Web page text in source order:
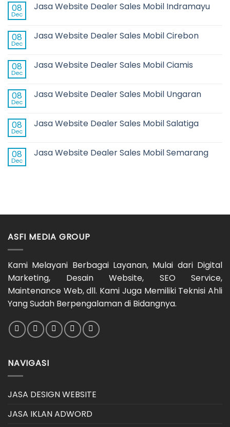
08
Dec
Jasa Website Dealer Sales Mobil Indramayu
08
Dec
Jasa Website Dealer Sales Mobil Cirebon
08
Dec
Jasa Website Dealer Sales Mobil Ciamis
08
Dec
Jasa Website Dealer Sales Mobil Ungaran
08
Dec
Jasa Website Dealer Sales Mobil Salatiga
08
Dec
Jasa Website Dealer Sales Mobil Semarang
ASFI MEDIA GROUP
Kami Melayani Berbagai Layanan, Mulai dari Digital
Marketing, Desain Website, SEO Service,
Maintenance Web, dll. Kami Juga Memiliki Teknisi Ahli
Yang Sudah Berpengalaman di Bidangnya.
NAVIGASI
JASA DESIGN WEBSITE
JASA IKLAN ADWORD